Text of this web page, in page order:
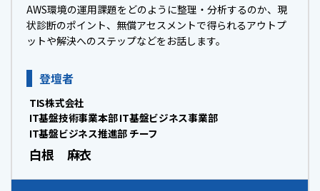
AWS環境の運用課題をどのように整理・分析するのか、現
状診断のポイント、無償アセスメントで得られるアウトプ
ットや解決へのステップなどをお話します。
登壇者
TIS株式会社
IT基盤技術事業本部 IT基盤ビジネス事業部
IT基盤ビジネス推進部 チーフ
白根 麻衣